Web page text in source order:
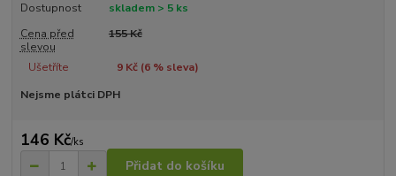
Dostupnost
skladem > 5 ks
Cena před
slevou
155 Kč
Ušetříte 9 Kč (6% sleva)
Nejsme plátci DPH
146 Kč/ks
Přidat do košíku